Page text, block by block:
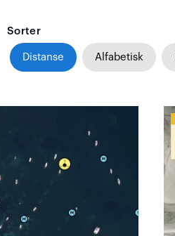
Sorter
Distanse Alfabetisk